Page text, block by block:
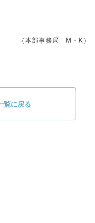
（本部事務局 M・K）
覧に戻る